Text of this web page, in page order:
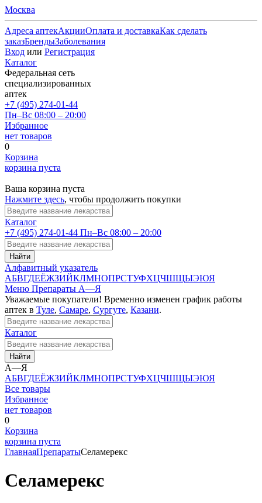
Москва
Адреса аптекАкцииОплата и доставкаКак сделать
заказБрендыЗаболевания
Вход или Регистрация
Каталог
Федеральная сеть
специализированных
аптек
+7 (495) 274-01-44
Пн–Вс 08:00 – 20:00
Избранное
нет товаров
0
Корзина
корзина пуста
Ваша корзина пуста
Нажмите здесь, чтобы продолжить покупки
Каталог
+7 (495) 274-01-44 Пн–Вс 08:00 – 20:00
Найти
Алфавитный указатель
АБВГДЕЁЖЗИЙКЛМНОПРСТУФХЦЧШЩЫЭЮЯ
Меню Препараты А—Я
Уважаемые покупатели! Временно изменен график работы
аптек в Туле, Самаре, Сургуте, Казани.
Каталог
Найти
А—Я
АБВГДЕЁЖЗИЙКЛМНОПРСТУФХЦЧШЩЫЭЮЯ
Все товары
Избранное
нет товаров
0
Корзина
корзина пуста
ГлавнаяПрепаратыСеламерекс
Селамерекс